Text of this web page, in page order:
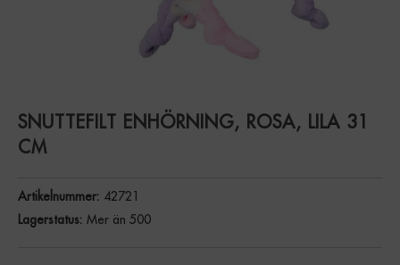
SNUTTEFILT ENHÖRNING, ROSA, LILA 31
CM
Artikelnummer: 42721
Lagerstatus: Mer än 500